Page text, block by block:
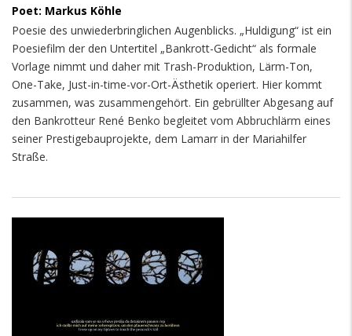
Poet: Markus Köhle
Poesie des unwiederbringlichen Augenblicks. „Huldigung“ ist ein
Poesiefilm der den Untertitel „Bankrott-Gedicht“ als formale
Vorlage nimmt und daher mit Trash-Produktion, Lärm-Ton,
One-Take, Just-in-time-vor-Ort-Ästhetik operiert. Hier kommt
zusammen, was zusammengehört. Ein gebrüllter Abgesang auf
den Bankrotteur René Benko begleitet vom Abbruchlärm eines
seiner Prestigebauprojekte, dem Lamarr in der Mariahilfer
Straße.